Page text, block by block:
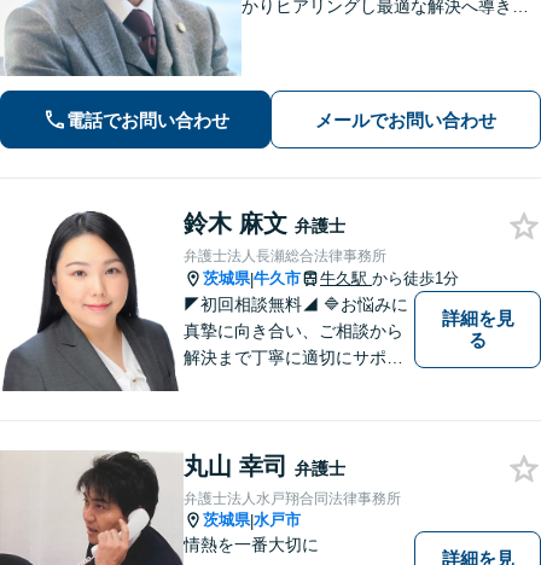
かりヒアリングし最適な解決へ導きま
士費用もわかりやすく説明【夜間相談
可】
電話でお問い合わせ メールでお問い合わせ
鈴木 麻文 弁護士
弁護士法人長瀬総合法律事務所
茨城県|牛久市 牛久駅 から徒歩1分
◤初回相談無料◢ 🔷お悩みに
真摯に向き合い、ご相談から
解決まで丁寧に適切にサポー
歩を踏み出しましょう。お気
軽にお問い合わせください。
詳細を見
る
丸山 幸司 弁護士
弁護士法人水戸翔合同法律事務所
茨城県|水戸市
情熱を一番大切に
詳細を見